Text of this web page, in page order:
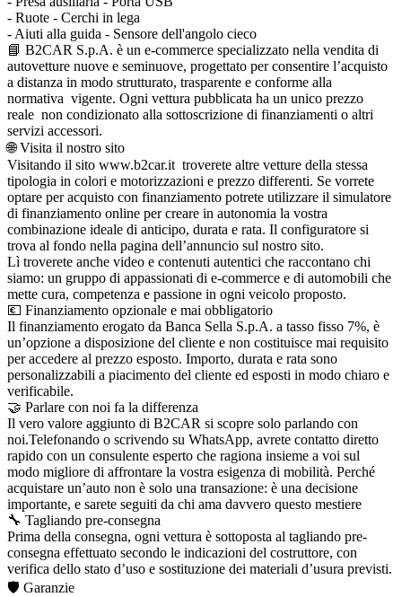
- Ruote - Cerchi in lega
- Aiuti alla guida - Sensore dell'angolo cieco
📘 B2CAR S.p.A. è un e-commerce specializzato nella vendita di
autovetture nuove e seminuove, progettato per consentire l’acquisto
a distanza in modo strutturato, trasparente e conforme alla
normativa vigente. Ogni vettura pubblicata ha un unico prezzo
reale non condizionato alla sottoscrizione di finanziamenti o altri
servizi accessori.
🌐 Visita il nostro sito
Visitando il sito www.b2car.it troverete altre vetture della stessa
tipologia in colori e motorizzazioni e prezzo differenti. Se vorrete
optare per acquisto con finanziamento potrete utilizzare il simulatore
di finanziamento online per creare in autonomia la vostra
combinazione ideale di anticipo, durata e rata. Il configuratore si
trova al fondo nella pagina dell’annuncio sul nostro sito.
Lì troverete anche video e contenuti autentici che raccontano chi
siamo: un gruppo di appassionati di e-commerce e di automobili che
mette cura, competenza e passione in ogni veicolo proposto.
💶 Finanziamento opzionale e mai obbligatorio
Il finanziamento erogato da Banca Sella S.p.A. a tasso fisso 7%, è
un’opzione a disposizione del cliente e non costituisce mai requisito
per accedere al prezzo esposto. Importo, durata e rata sono
personalizzabili a piacimento del cliente ed esposti in modo chiaro e
verificabile.
🤝 Parlare con noi fa la differenza
Il vero valore aggiunto di B2CAR si scopre solo parlando con
noi.Telefonando o scrivendo su WhatsApp, avrete contatto diretto
rapido con un consulente esperto che ragiona insieme a voi sul
modo migliore di affrontare la vostra esigenza di mobilità. Perché
acquistare un’auto non è solo una transazione: è una decisione
importante, e sarete seguiti da chi ama davvero questo mestiere
🔧 Tagliando pre-consegna
Prima della consegna, ogni vettura è sottoposta al tagliando pre-
consegna effettuato secondo le indicazioni del costruttore, con
verifica dello stato d’uso e sostituzione dei materiali d’usura previsti.
🛡️ Garanzie